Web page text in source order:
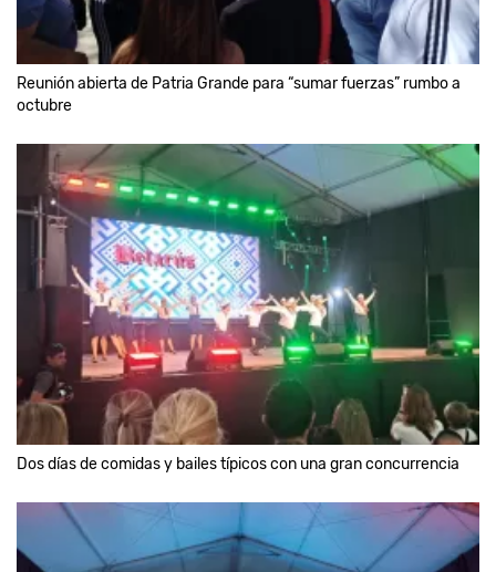
Reunión abierta de Patria Grande para “sumar fuerzas” rumbo a
octubre
Dos días de comidas y bailes típicos con una gran concurrencia